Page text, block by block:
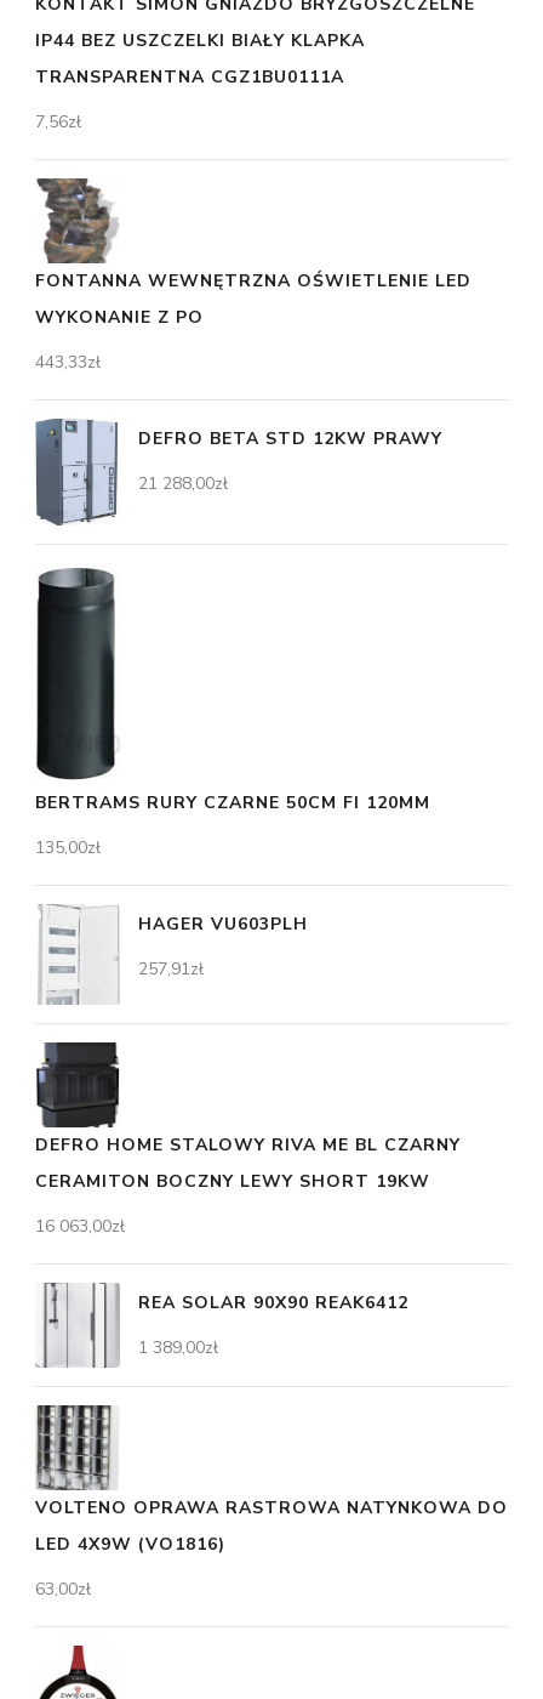
IP44 BEZ USZCZELKI BIAŁY KLAPKA
TRANSPARENTNA CGZ1BU0111A
7,56zł
FONTANNA WEWNĘTRZNA OŚWIETLENIE LED
WYKONANIE Z PO
443,33zł
DEFRO BETA STD 12KW PRAWY
21 288,00zł
BERTRAMS RURY CZARNE 50CM FI 120MM
135,00zł
HAGER VU603PLH
257,91zł
DEFRO HOME STALOWY RIVA ME BL CZARNY
CERAMITON BOCZNY LEWY SHORT 19KW
16 063,00zł
REA SOLAR 90X90 REAK6412
1 389,00zł
VOLTENO OPRAWA RASTROWA NATYNKOWA DO
LED 4X9W (VO1816)
63,00zł